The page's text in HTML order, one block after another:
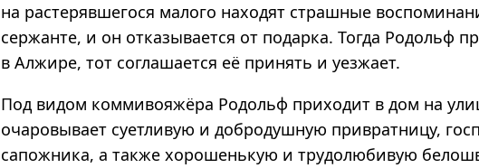
на растерявшегося малого находят страшные
сержанте, и он отказывается от подарка. Тогда Родольф
в Алжире, тот соглашается её принять и уезжает.
Под видом коммивояжёра Родольф приходит в дом на
очаровывает суетливую и добродушную привратницу,
сапожника, а также хорошенькую и трудолюбивую